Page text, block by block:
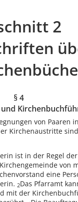
2
§ 4
von Paaren
Kirchenaustritte
ist in der Regel
von
eine
2Das Pfarramt
mit der